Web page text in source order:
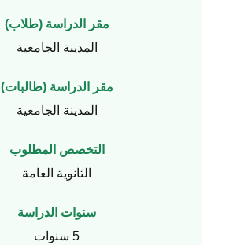
مقر الدراسة (طلاب)
المدينة الجامعية
مقر الدراسة (طالبات)
المدينة الجامعية
التخصص المطلوب
الثانوية العامة
سنوات الدراسة
5 سنوات